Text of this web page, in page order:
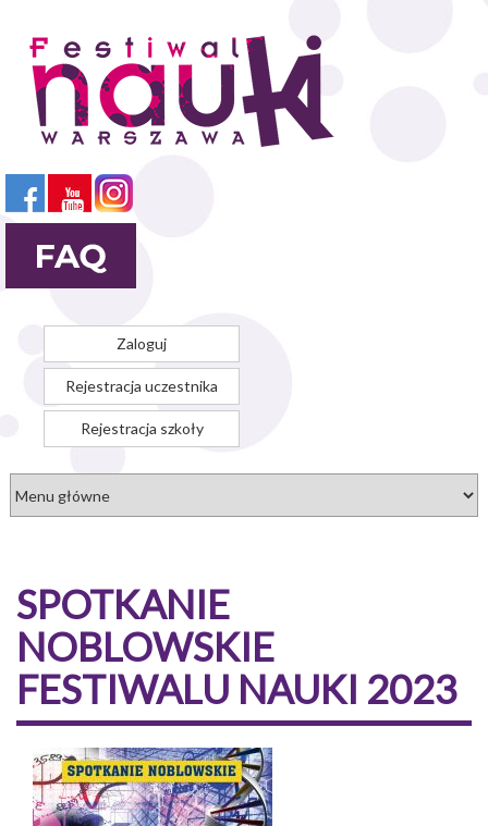
treści
Zaloguj
Rejestracja uczestnika
Rejestracja szkoły
SPOTKANIE
NOBLOWSKIE
FESTIWALU NAUKI 2023